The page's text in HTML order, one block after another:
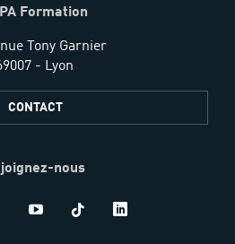
Formation
Tony Garnier
- Lyon
CONTACT
nous